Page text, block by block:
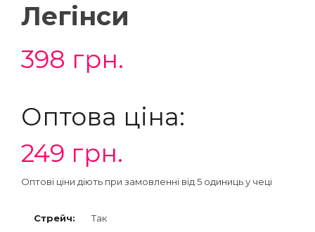
Легінси
398 грн.
Оптова ціна:
249 грн.
Оптові ціни діють при замовленні від 5 одиниць у чеці
Стрейч:
Так